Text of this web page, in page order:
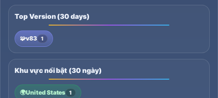
Top Version (30 days)
🧩v83 1
Khu vực nổi bật (30 ngày)
🌍United States 1